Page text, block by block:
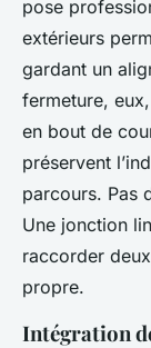
pose
extérieurs
gardant un
fermeture,
en bout de
préservent
parcours. Pas
Une jonction
raccorder
propre.
Intégration